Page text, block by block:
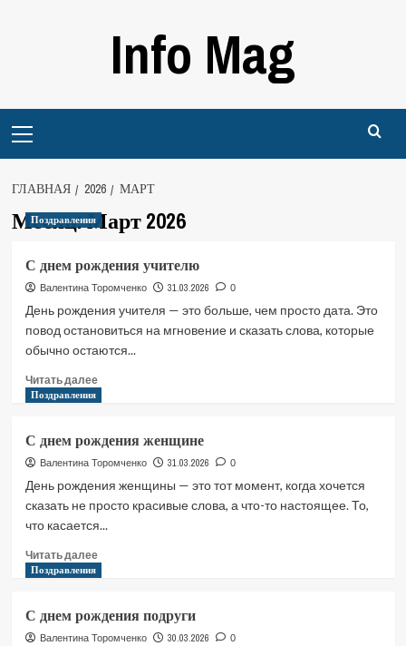
Info Mag
Menu
ГЛАВНАЯ 2026 МАРТ
Месяц:Март 2026
Поздравления
С днем ​​рождения учителю
Валентина Торомченко 31.03.2026 0
День рождения учителя — это больше, чем просто дата. Это
повод остановиться на мгновение и сказать слова, которые
обычно остаются...
Читать далееПрочитать
днем
​​
рождения
Поздравления
С днем ​​рождения женщине
Валентина Торомченко 31.03.2026 0
День рождения женщины — это тот момент, когда хочется
сказать не просто красивые слова, а что-то настоящее. То,
что касается...
Читать далееПрочитать
днем
​​
Поздравления
С днем ​​рождения подруги
Валентина Торомченко 30.03.2026 0